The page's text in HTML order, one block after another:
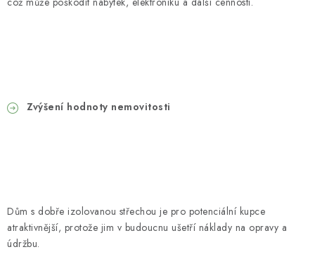
Zvýšení hodnoty nemovitosti
Dům s dobře izolovanou střechou je pro potenciální kupce
atraktivnější, protože jim v budoucnu ušetří náklady na opravy a
údržbu.